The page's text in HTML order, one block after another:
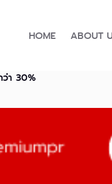
HOME ABOUT
า 30%